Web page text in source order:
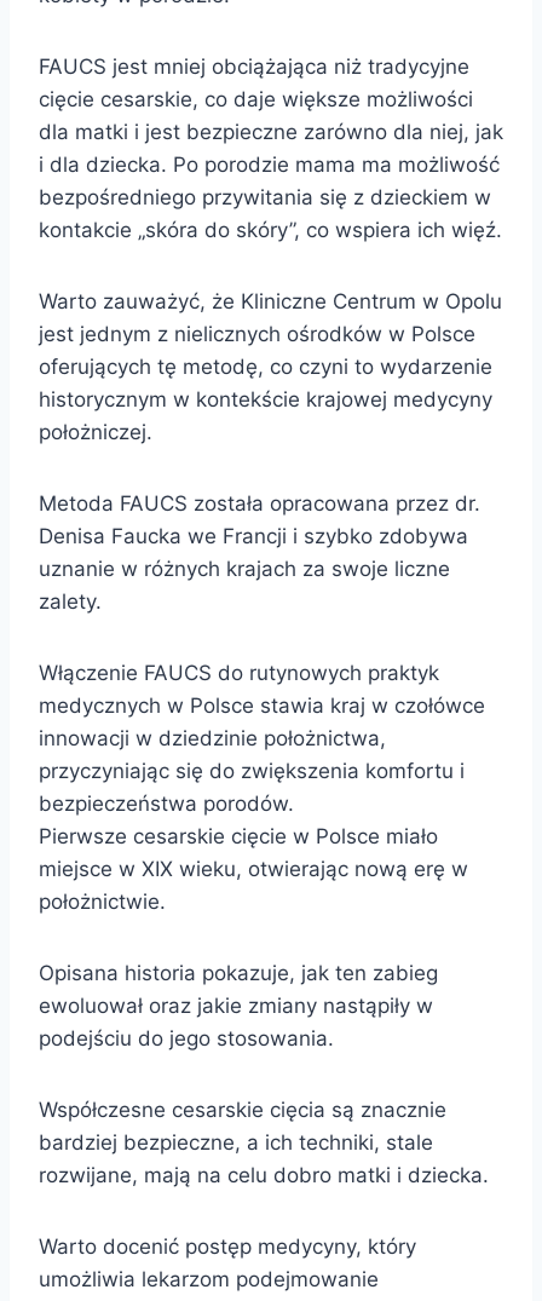
FAUCS jest mniej obciążająca niż tradycyjne
cięcie cesarskie, co daje większe możliwości
dla matki i jest bezpieczne zarówno dla niej, jak
i dla dziecka. Po porodzie mama ma możliwość
bezpośredniego przywitania się z dzieckiem w
kontakcie „skóra do skóry”, co wspiera ich więź.
Warto zauważyć, że Kliniczne Centrum w Opolu
jest jednym z nielicznych ośrodków w Polsce
oferujących tę metodę, co czyni to wydarzenie
historycznym w kontekście krajowej medycyny
położniczej.
Metoda FAUCS została opracowana przez dr.
Denisa Faucka we Francji i szybko zdobywa
uznanie w różnych krajach za swoje liczne
zalety.
Włączenie FAUCS do rutynowych praktyk
medycznych w Polsce stawia kraj w czołówce
innowacji w dziedzinie położnictwa,
przyczyniając się do zwiększenia komfortu i
bezpieczeństwa porodów.
Pierwsze cesarskie cięcie w Polsce miało
miejsce w XIX wieku, otwierając nową erę w
położnictwie.
Opisana historia pokazuje, jak ten zabieg
ewoluował oraz jakie zmiany nastąpiły w
podejściu do jego stosowania.
Współczesne cesarskie cięcia są znacznie
bardziej bezpieczne, a ich techniki, stale
rozwijane, mają na celu dobro matki i dziecka.
Warto docenić postęp medycyny, który
umożliwia lekarzom podejmowanie